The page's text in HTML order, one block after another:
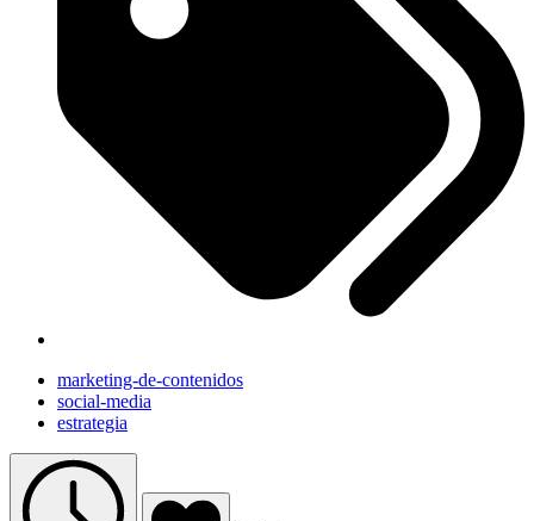
marketing-de-contenidos
social-media
estrategia